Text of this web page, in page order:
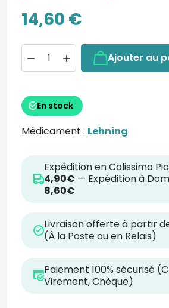
14,60 €
  Ajouter au
En stock
Médicament : Lehning
Expédition en Colissimo
4,90€ — Expédition à
8,60€
Livraison offerte à partir
(À la Poste ou en Relais)
Paiement 100% sécurisé
Virement, Chèque)